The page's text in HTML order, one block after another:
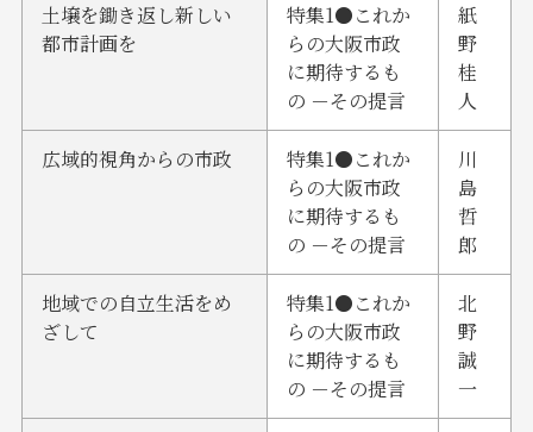
土壌を鋤き返し新しい
都市計画を
特集1●これか
らの大阪市政
に期待するも
の －その提言
紙
野
桂
人
広域的視角からの市政
特集1●これか
らの大阪市政
に期待するも
の －その提言
川
島
哲
郎
地域での自立生活をめ
ざして
特集1●これか
らの大阪市政
に期待するも
の －その提言
北
野
誠
一